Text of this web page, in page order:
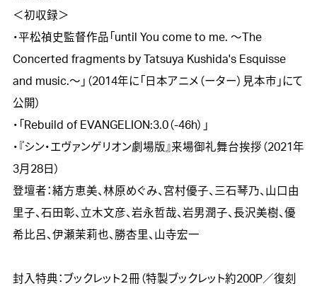
＜初収録＞
・平松禎史監督作品「until You come to me. ～The
Concerted fragments by Tatsuya Kushida's Esquisse
and music.～」（2014年に「日本アニメ（ーター）見本市」にて
公開）
・「Rebuild of EVANGELION:3.0（-46h）」
・『シン・エヴァンゲリオン劇場版』来場御礼舞台挨拶（2021年
3月28日）
登壇者：緒方恵美、林原めぐみ、宮村優子、三石琴乃、山口由
里子、石田彰、立木文彦、岩永哲哉、岩男潤子、長沢美樹、優
希比呂、伊瀬茉莉也、勝杏里、山寺宏一
封入特典：ブックレット２冊（特製ブックレット約200P／復刻